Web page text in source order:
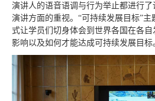
演讲人的语音语调与行为举止都进行
演讲方面的重视。“可持续发展目标”主
式让学员们切身体会到世界各国在各
影响以及如何才能达成可持续发展目标